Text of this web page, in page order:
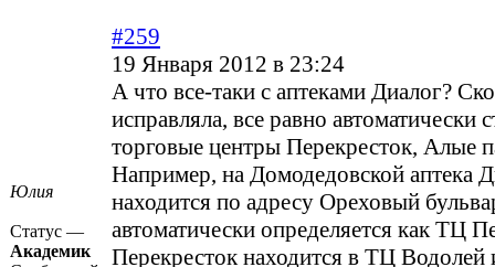
Юлия
Статус —
Академик
#259
19 Января 2012 в 23:24
А что все-таки с аптеками Диалог?
исправляла, все равно автоматически
торговые центры Перекресток, Алые
Например, на Домодедовской аптека
находится по адресу Ореховый
автоматически определяется как ТЦ
Перекресток находится в ТЦ Водолей